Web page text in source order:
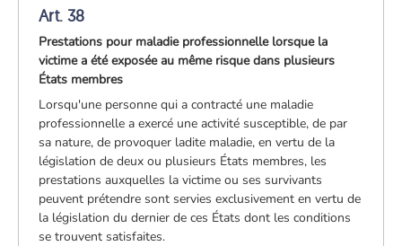
Art. 38
Prestations pour maladie professionnelle lorsque la
victime a été exposée au même risque dans plusieurs
États membres
Lorsqu'une personne qui a contracté une maladie
professionnelle a exercé une activité susceptible, de par
sa nature, de provoquer ladite maladie, en vertu de la
législation de deux ou plusieurs États membres, les
prestations auxquelles la victime ou ses survivants
peuvent prétendre sont servies exclusivement en vertu de
la législation du dernier de ces États dont les conditions
se trouvent satisfaites.